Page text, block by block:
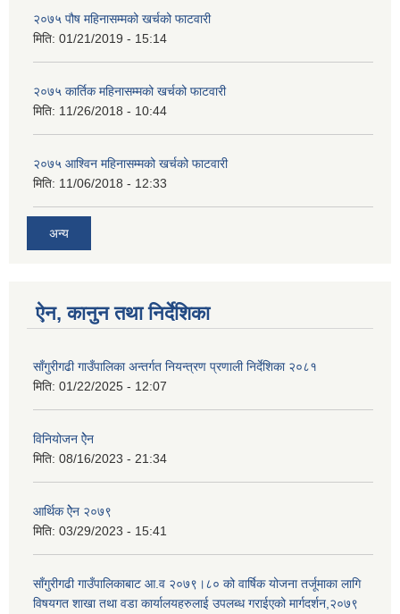
२०७५ पौष महिनासम्मको खर्चको फाटवारी
मिति: 01/21/2019 - 15:14
२०७५ कार्तिक महिनासम्मको खर्चको फाटवारी
मिति: 11/26/2018 - 10:44
२०७५ आश्विन महिनासम्मको खर्चको फाटवारी
मिति: 11/06/2018 - 12:33
अन्य
ऐन, कानुन तथा निर्देशिका
साँगुरीगढी गाउँपालिका अन्तर्गत नियन्त्रण प्रणाली निर्देशिका २०८१
मिति: 01/22/2025 - 12:07
विनियोजन ऐेन
मिति: 08/16/2023 - 21:34
आर्थिक ऐेन २०७९
मिति: 03/29/2023 - 15:41
साँगुरीगढी गाउँपालिकाबाट आ.व २०७९।८० को वार्षिक योजना तर्जूमाका लागि
विषयगत शाखा तथा वडा कार्यालयहरुलाई उपलब्ध गराईएको मार्गदर्शन,२०७९